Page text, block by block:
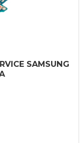
SAMSUNG